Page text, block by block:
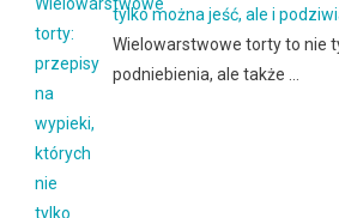
tylko można jeść, ale i
Wielowarstwowe torty to nie
podniebienia, ale także …